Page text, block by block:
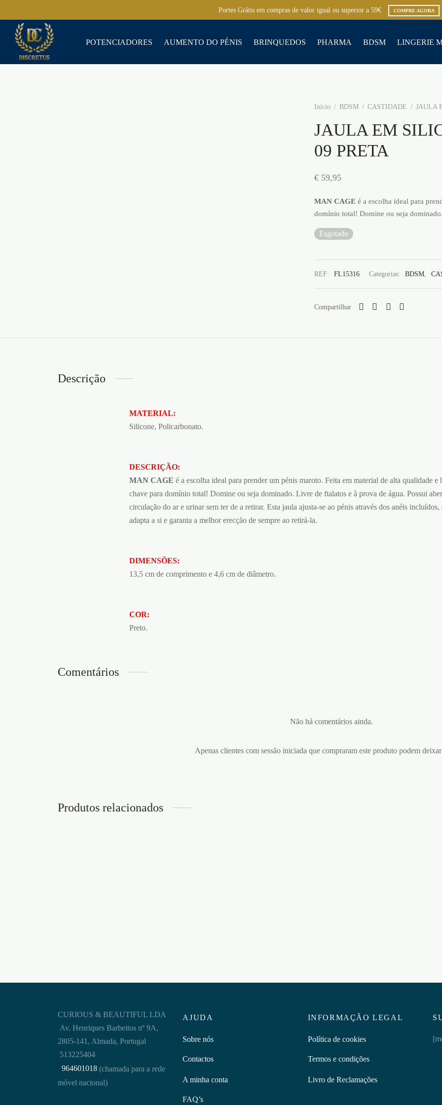
Portes Grátis em compras de valor igual ou superior a 59€ COMPRE AGORA
POTENCIADORES AUMENTO DO PÉNIS BRINQUEDOS PHARMA BDSM LINGERIE
Início / BDSM / CASTIDADE / JAULA
JAULA EM
09 PRETA
€ 59,95
MAN CAGE é a escolha ideal para
domínio total! Domine ou seja dominado.
Esgotado
REF: FL15316 Categorias: BDSM,
Compartilhar
Descrição
MATERIAL:
Silicone, Policarbonato.
DESCRIÇÃO:
MAN CAGE é a escolha ideal para prender um pénis maroto. Feita em material de alta qualidade e
chave para domínio total! Domine ou seja dominado. Livre de ftalatos e à prova de água. Possui
circulação do ar e urinar sem ter de a retirar. Esta jaula ajusta-se ao pénis através dos anéis
adapta a si e garanta a melhor erecção de sempre ao retirá-la.
DIMENSÕES:
13,5 cm de comprimento e 4,6 cm de diâmetro.
COR:
Preto.
Comentários
Não há comentários ainda.
Apenas clientes com sessão iniciada que compraram este produto podem
Produtos relacionados
AJUDA
Sobre nós
Contactos
A minha conta
FAQ’s
INFORMAÇÃO LEGAL
Política de cookies
Termos e condições
Livro de Reclamações
CURIOUS & BEAUTIFUL LDA
Av. Henriques Barbeitos nº 9A,
2805-141, Almada, Portugal
513225404
964601018 (chamada para a rede
móvel nacional)